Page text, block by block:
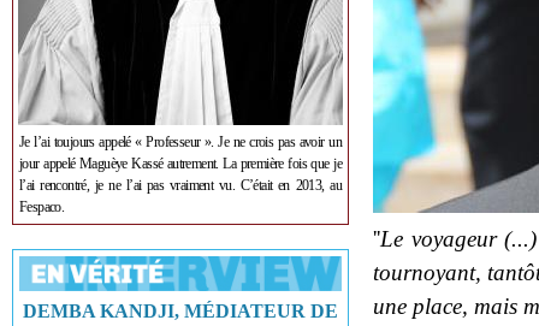
Je l’ai toujours appelé « Professeur ». Je ne crois pas avoir un
jour appelé Maguèye Kassé autrement. La première fois que je
l’ai rencontré, je ne l’ai pas vraiment vu. C’était en 2013, au
Fespaco.
DEMBA KANDJI, MÉDIATEUR DE
''Le voyageur
tournoyant,
une place, mais